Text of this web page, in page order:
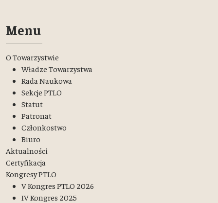
Menu
O Towarzystwie
Władze Towarzystwa
Rada Naukowa
Sekcje PTLO
Statut
Patronat
Członkostwo
Biuro
Aktualności
Certyfikacja
Kongresy PTLO
V Kongres PTLO 2026
IV Kongres 2025